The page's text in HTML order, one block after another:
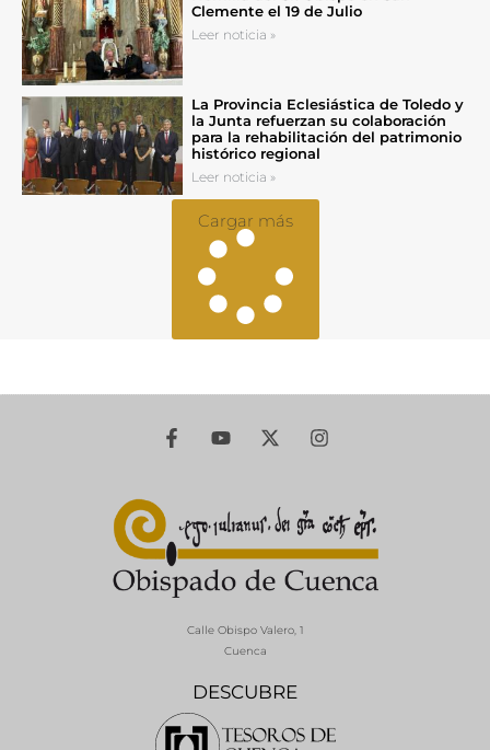
Clemente el 19 de Julio
Leer noticia »
La Provincia Eclesiástica de Toledo y
la Junta refuerzan su colaboración
para la rehabilitación del patrimonio
histórico regional
Leer noticia »
Cargar más
DESCUBRE
Calle Obispo Valero, 1
Cuenca